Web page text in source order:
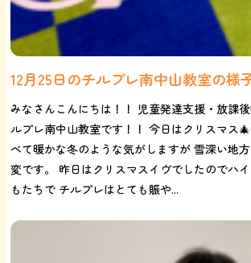
12月25日のチルプレ南中山教室の様
みなさんこんにちは！！ 児童発達支援・放課
ルプレ南中山教室です！！ 今日はクリスマス
べて暖かな冬のような気がしますが 雪深い地
変です。 昨日はクリスマスイヴでしたのでハ
もたちで チルプレはとても賑や...